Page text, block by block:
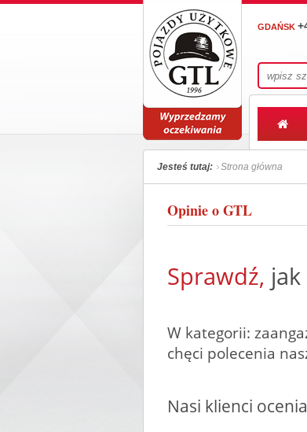
GDAŃSK
Jesteś tutaj: Strona główna
Opinie o GTL
Sprawdź,
W kategorii:
chęci polecenia
Nasi klienci